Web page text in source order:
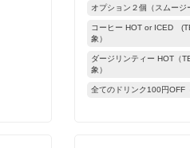
オプション２個（スムージ
コーヒー HOT or ICED
象）
ダージリンティー HOT（
象）
全てのドリンク100円OFF